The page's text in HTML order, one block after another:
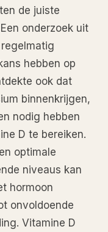
de juiste
onderzoek uit
hebben op
ook dat
binnenkrijgen,
nodig hebben
D te bereiken.
optimale
niveaus kan
hormoon
onvoldoende
Vitamine D